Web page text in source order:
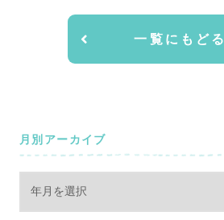
一覧にもどる
月別アーカイブ